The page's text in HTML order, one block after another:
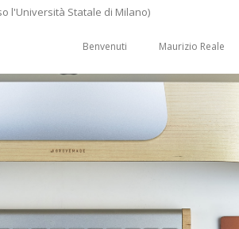
l'Università Statale di Milano)
Benvenuti Maurizio Reale